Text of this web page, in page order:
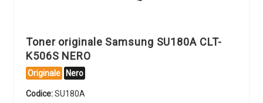
Toner originale Samsung SU180A CLT-
K506S NERO
Originale Nero
Codice:SU180A